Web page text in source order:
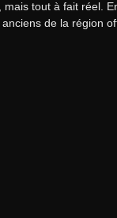
tout à fait réel.
de la région